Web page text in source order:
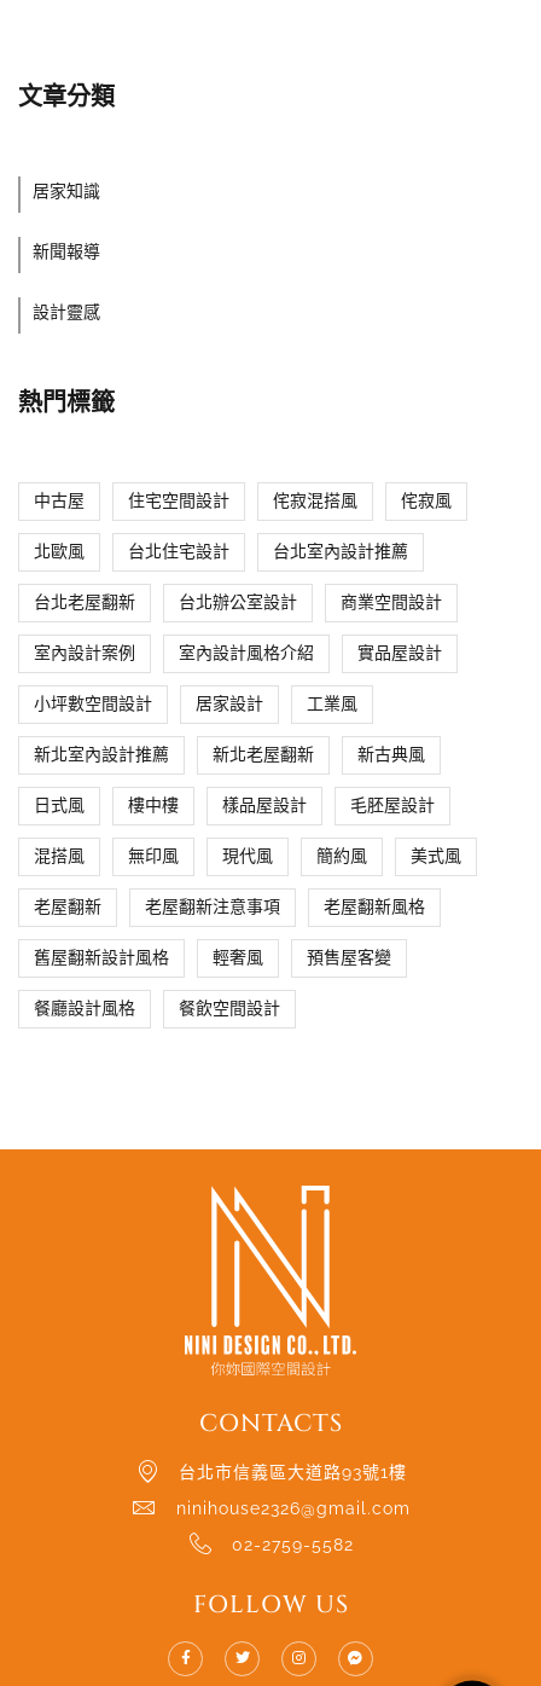
文章分類
居家知識
新聞報導
設計靈感
熱門標籤
中古屋 住宅空間設計 侘寂混搭風 侘寂風
北歐風 台北住宅設計 台北室內設計推薦
台北老屋翻新 台北辦公室設計 商業空間設計
室內設計案例 室內設計風格介紹 實品屋設計
小坪數空間設計 居家設計 工業風
新北室內設計推薦 新北老屋翻新 新古典風
日式風 樓中樓 樣品屋設計 毛胚屋設計
混搭風 無印風 現代風 簡約風 美式風
老屋翻新 老屋翻新注意事項 老屋翻新風格
舊屋翻新設計風格 輕奢風 預售屋客變
餐廳設計風格 餐飲空間設計
CONTACTS
台北市信義區大道路93號1樓
ninihouse2326@gmail.com
02-2759-5582
FOLLOW US